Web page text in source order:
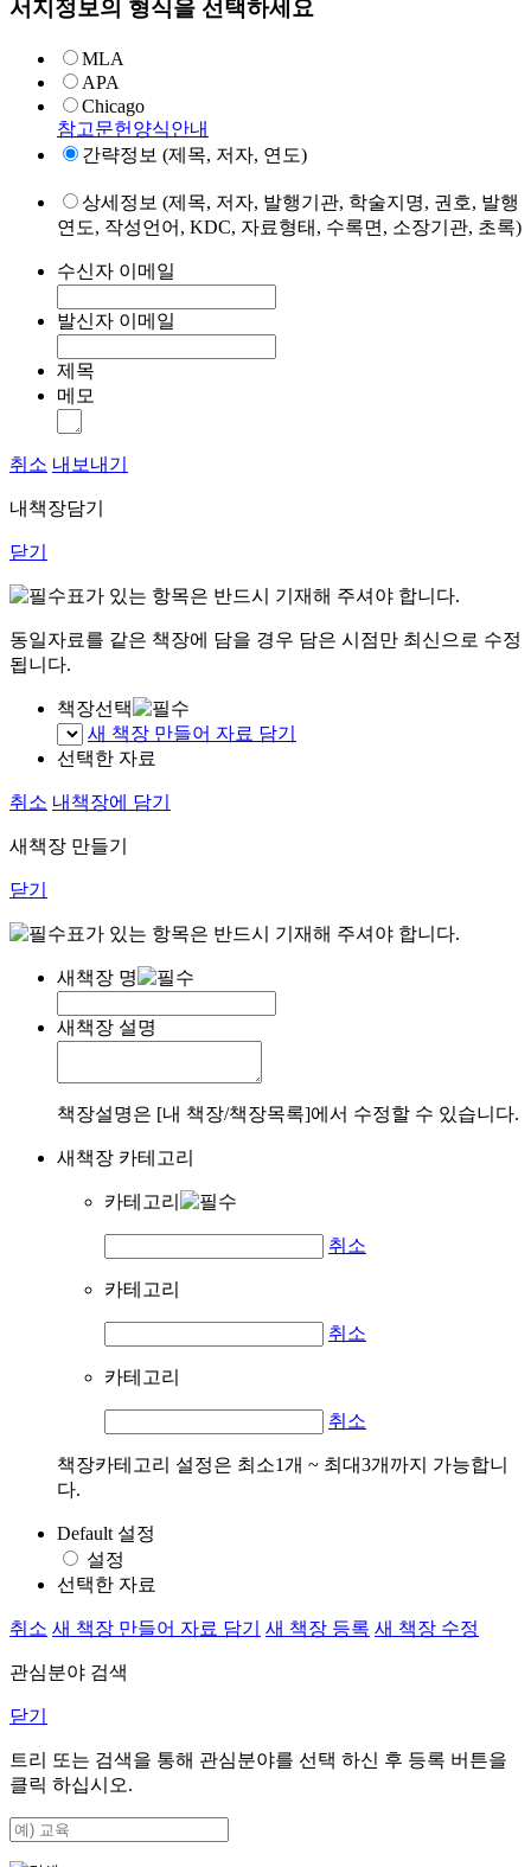
서지정보의 형식을 선택하세요
MLA
APA
Chicago
참고문헌양식안내
간략정보 (제목, 저자, 연도)
상세정보 (제목, 저자, 발행기관, 학술지명, 권호, 발행
연도, 작성언어, KDC, 자료형태, 수록면, 소장기관, 초록)
수신자 이메일
발신자 이메일
제목
메모
취소 내보내기
내책장담기
닫기
표가 있는 항목은 반드시 기재해 주셔야 합니다.
동일자료를 같은 책장에 담을 경우 담은 시점만 최신으로 수정
됩니다.
책장선택
새 책장 만들어 자료 담기
선택한 자료
취소 내책장에 담기
새책장 만들기
닫기
표가 있는 항목은 반드시 기재해 주셔야 합니다.
새책장 명
새책장 설명
책장설명은 [내 책장/책장목록]에서 수정할 수 있습니다.
새책장 카테고리
카테고리
취소
카테고리
취소
카테고리
취소
책장카테고리 설정은 최소1개 ~ 최대3개까지 가능합니
다.
Default 설정
설정
선택한 자료
취소 새 책장 만들어 자료 담기 새 책장 등록 새 책장 수정
관심분야 검색
닫기
트리 또는 검색을 통해 관심분야를 선택 하신 후 등록 버튼을
클릭 하십시오.